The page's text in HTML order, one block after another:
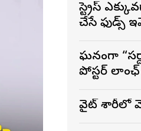
స్ట్రెస్
చేసే ఫుడ్స్
ఘనంగా
పోస్టర్ లాంఛ్
వైట్ శారీలో